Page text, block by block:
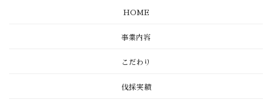
HOME
事業内容
こだわり
伐採実績